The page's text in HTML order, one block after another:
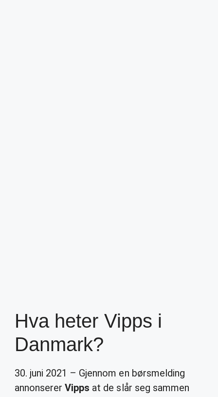
Hva heter Vipps i
Danmark?
30. juni 2021 – Gjennom en børsmelding
annonsererVipps at de slår seg sammen